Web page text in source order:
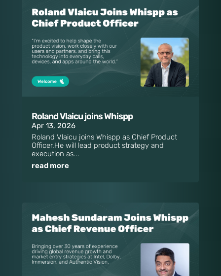
Roland Vlaicu joins Whispp
Apr 13, 2026
Roland Vlaicu joins Whispp as Chief Product
Officer.He will lead product strategy and
execution as...
read more